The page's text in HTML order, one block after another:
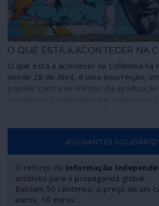
O QUE ESTÁ A ACONTECER NA
O que está a acontecer na Colômbia há
desde 28 de Abril, é uma insurreição,
popular contra os efeitos da
narco-Estado fascista contra a
população através de um aparelho
ao longo de seis décadas e que tem
o principal suporte, articulando as
as unidades móveis de assalto e a
grupos paramilitares ou esquadrões da
ASSINANTES
O reforço da Informação
antídoto para a propaganda global.
Bastam 50 cêntimos, o preço de um
euros, 10 euros…